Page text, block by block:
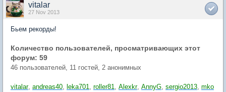
vitalar
27 Nov 2013
Бьем рекорды!
Количество пользователей, просматривающих этот
форум: 59
46 пользователей, 11 гостей, 2 анонимных
vitalar, andreas40, leka701, roller81, Alexkr, AnnyG, sergio2013, mko